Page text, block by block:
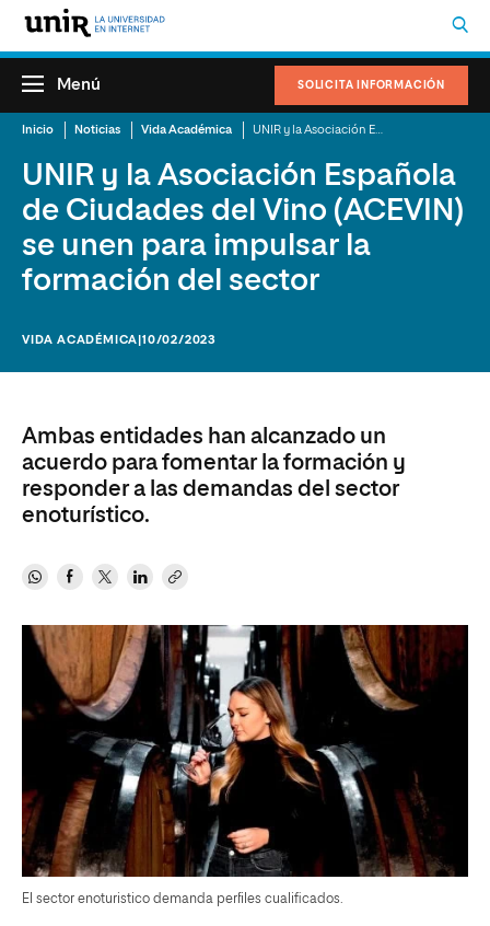
SOLICITA INFORMACIÓN
Menú
Inicio Noticias Vida Académica
UNIR y la Asociación Española
de Ciudades del Vino (ACEVIN)
se unen para impulsar la
formación del sector
VIDA ACADÉMICA |10/02/2023
Ambas entidades han alcanzado un
acuerdo para fomentar la formación y
responder a las demandas del sector
enoturístico.
El sector enoturistico demanda perfiles cualificados.